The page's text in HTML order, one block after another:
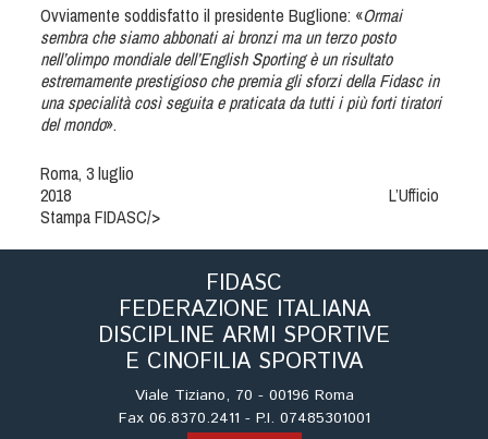
Ovviamente soddisfatto il presidente Buglione: «Ormai
sembra che siamo abbonati ai bronzi ma un terzo posto
nell’olimpo mondiale dell’English Sporting è un risultato
estremamente prestigioso che premia gli sforzi della Fidasc in
una specialità così seguita e praticata da tutti i più forti tiratori
del mondo».
Roma, 3 luglio
2018 L’Ufficio
Stampa FIDASC/>
FIDASC
FEDERAZIONE ITALIANA
DISCIPLINE ARMI SPORTIVE
E CINOFILIA SPORTIVA
Viale Tiziano, 70 - 00196 Roma
Fax 06.8370.2411 - P.I. 07485301001
Sleddog